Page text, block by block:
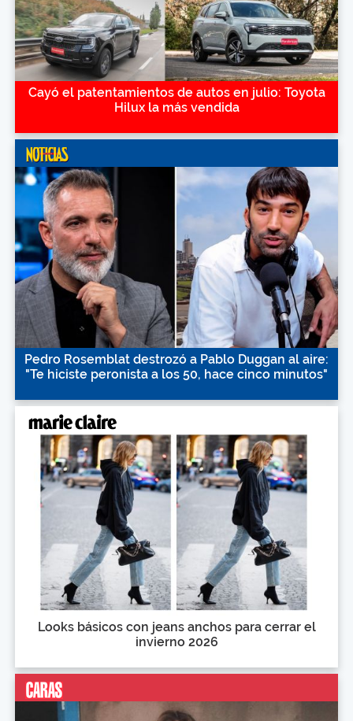
Cayó el patentamientos de autos en julio: Toyota
Hilux la más vendida
Pedro Rosemblat destrozó a Pablo Duggan al aire:
"Te hiciste peronista a los 50, hace cinco minutos"
Looks básicos con jeans anchos para cerrar el
invierno 2026